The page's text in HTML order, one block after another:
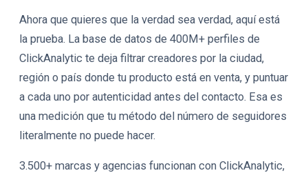
Ahora que quieres que la verdad sea verdad, aquí está
la prueba. La base de datos de 400M+ perfiles de
ClickAnalytic te deja filtrar creadores por la ciudad,
región o país donde tu producto está en venta, y puntuar
a cada uno por autenticidad antes del contacto. Esa es
una medición que tu método del número de seguidores
literalmente no puede hacer.
3.500+ marcas y agencias funcionan con ClickAnalytic,